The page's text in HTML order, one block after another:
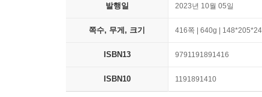
발행일 2023년 10월 05일
쪽수, 무게, 크기 416쪽 | 640g |
ISBN13 9791191891416
ISBN10 1191891410